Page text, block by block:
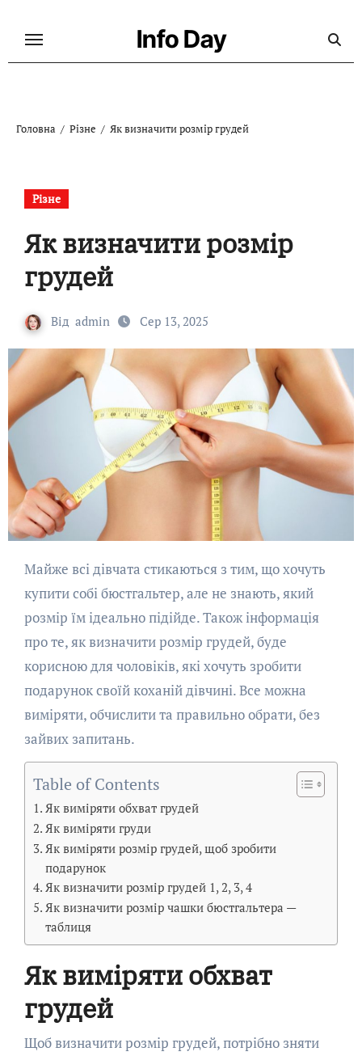
Info Day
Головна Різне Як визначити розмір грудей
Різне
Як визначити розмір
грудей
Від admin Сер 13, 2025
Майже всі дівчата стикаються з тим, що хочуть
купити собі бюстгальтер, але не знають, який
розмір їм ідеально підійде. Також інформація
про те, як визначити розмір грудей, буде
корисною для чоловіків, які хочуть зробити
подарунок своїй коханій дівчині. Все можна
виміряти, обчислити та правильно обрати, без
зайвих запитань.
Table of Contents
Як виміряти обхват грудей
Як виміряти груди
Як виміряти розмір грудей, щоб зробити
подарунок
Як визначити розмір грудей 1, 2, 3, 4
Як визначити розмір чашки бюстгальтера —
таблиця
Як виміряти обхват
грудей
Щоб визначити розмір грудей, потрібно зняти